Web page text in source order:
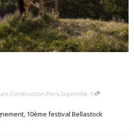
,Construction,Paris,Superville, 0
10ème festival Bellastock